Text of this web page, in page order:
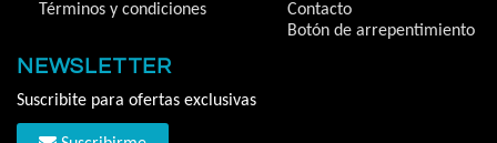
Términos y condiciones
Contacto
Botón de arrepentimiento
NEWSLETTER
Suscribite para ofertas exclusivas